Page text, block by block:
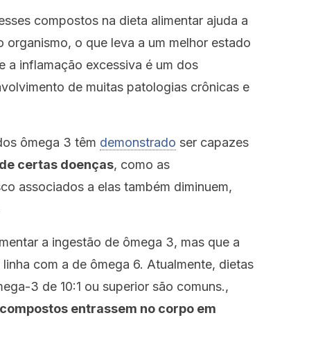
compostos na dieta alimentar ajuda a
o que leva a um melhor estado
a inflamação excessiva é um dos
de muitas patologias crônicas e
ômega 3 têm demonstrado ser capazes
certas doenças, como as
associados a elas também diminuem,
a ingestão de ômega 3, mas que a
com a de ômega 6. Atualmente, dietas
3 de 10:1 ou superior são comuns.,
entrassem no corpo em